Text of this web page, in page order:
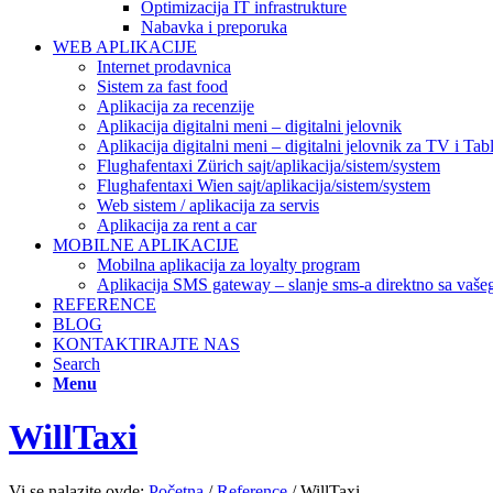
Optimizacija IT infrastrukture
Nabavka i preporuka
WEB APLIKACIJE
Internet prodavnica
Sistem za fast food
Aplikacija za recenzije
Aplikacija digitalni meni – digitalni jelovnik
Aplikacija digitalni meni – digitalni jelovnik za TV i
Flughafentaxi Zürich sajt/aplikacija/sistem/system
Flughafentaxi Wien sajt/aplikacija/sistem/system
Web sistem / aplikacija za servis
Aplikacija za rent a car
MOBILNE APLIKACIJE
Mobilna aplikacija za loyalty program
Aplikacija SMS gateway – slanje sms-a direktno sa
REFERENCE
BLOG
KONTAKTIRAJTE NAS
Search
Menu
WillTaxi